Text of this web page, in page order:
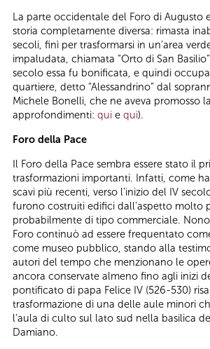
La parte occidentale del Foro di Augusto
storia completamente diversa: rimasta
secoli, finì per trasformarsi in un’area
impaludata, chiamata “Orto di San
secolo essa fu bonificata, e quindi
quartiere, detto “Alessandrino” dal
Michele Bonelli, che ne aveva promosso
approfondimenti: qui e qui).
Foro della Pace
Il Foro della Pace sembra essere stato il
trasformazioni importanti. Infatti, come
scavi più recenti, verso l’inizio del IV
furono costruiti edifici dall’aspetto molto
probabilmente di tipo commerciale.
Foro continuò ad essere frequentato
come museo pubblico, stando alla
autori del tempo che menzionano le
ancora conservate almeno fino agli inizi
pontificato di papa Felice IV (526-530)
trasformazione di una delle aule minori
l’aula di culto sul lato sud nella basilica
Damiano.